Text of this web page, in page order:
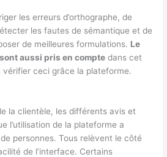
les erreurs d’orthographe, de
les fautes de sémantique et de
de meilleures formulations. Le
aussi pris en compte dans cet
vérifier ceci grâce la plateforme.
la clientèle, les différents avis et
l’utilisation de la plateforme a
personnes. Tous relèvent le côté
de l’interface. Certains